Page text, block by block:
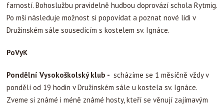
farností. Bohoslužbu pravidelně hudbou doprovází schola Rytmig.
Po mši následuje možnost si popovídat a poznat nové lidi v
Družinském sále sousedícím s kostelem sv. Ignáce.
PoVyK
Pondělní Vysokoškolský klub - scházíme se 1 měsíčně vždy v
pondělí od 19 hodin v Družinském sále u kostela sv. Ignáce.
Zveme si známé i méně známé hosty, kteří se věnují zajímavým